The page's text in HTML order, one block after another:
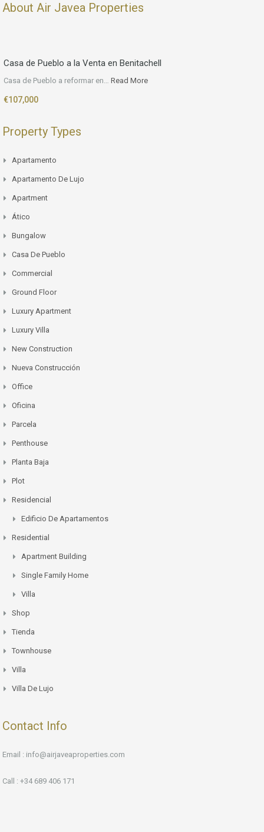
About Air Javea Properties
Casa de Pueblo a la Venta en Benitachell
Casa de Pueblo a reformar en… Read More
€107,000
Property Types
Apartamento
Apartamento De Lujo
Apartment
Ático
Bungalow
Casa De Pueblo
Commercial
Ground Floor
Luxury Apartment
Luxury Villa
New Construction
Nueva Construcción
Office
Oficina
Parcela
Penthouse
Planta Baja
Plot
Residencial
Edificio De Apartamentos
Residential
Apartment Building
Single Family Home
Villa
Shop
Tienda
Townhouse
Villa
Villa De Lujo
Contact Info
Email : info@airjaveaproperties.com
Call : +34 689 406 171